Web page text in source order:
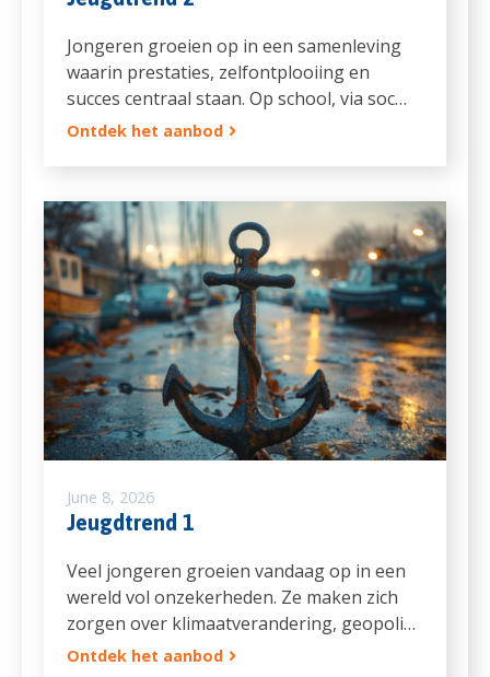
Jongeren groeien op in een samenleving
waarin prestaties, zelfontplooiing en
succes centraal staan. Op school, via soc…
Ontdek het aanbod
June 8, 2026
Jeugdtrend 1
Veel jongeren groeien vandaag op in een
wereld vol onzekerheden. Ze maken zich
zorgen over klimaatverandering, geopoli…
Ontdek het aanbod